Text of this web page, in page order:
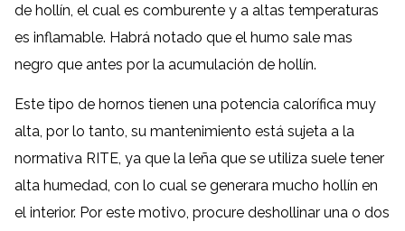
de hollín, el cual es comburente y a altas temperaturas
es inflamable. Habrá notado que el humo sale mas
negro que antes por la acumulación de hollín.
Este tipo de hornos tienen una potencia calorífica muy
alta, por lo tanto, su mantenimiento está sujeta a la
normativa RITE, ya que la leña que se utiliza suele tener
alta humedad, con lo cual se generara mucho hollín en
el interior. Por este motivo, procure deshollinar una o dos